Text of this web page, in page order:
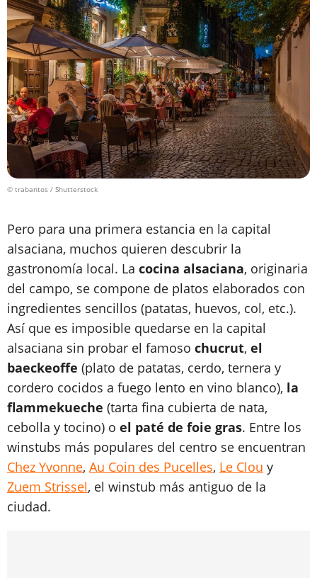
© trabantos / Shutterstock
Pero para una primera estancia en la capital
alsaciana, muchos quieren descubrir la
gastronomía local. La cocina alsaciana, originaria
del campo, se compone de platos elaborados con
ingredientes sencillos (patatas, huevos, col, etc.).
Así que es imposible quedarse en la capital
alsaciana sin probar el famoso chucrut, el
baeckeoffe (plato de patatas, cerdo, ternera y
cordero cocidos a fuego lento en vino blanco), la
flammekueche (tarta fina cubierta de nata,
cebolla y tocino) o el paté de foie gras. Entre los
winstubs más populares del centro se encuentran
Chez Yvonne, Au Coin des Pucelles, Le Clou y
Zuem Strissel, el winstub más antiguo de la
ciudad.